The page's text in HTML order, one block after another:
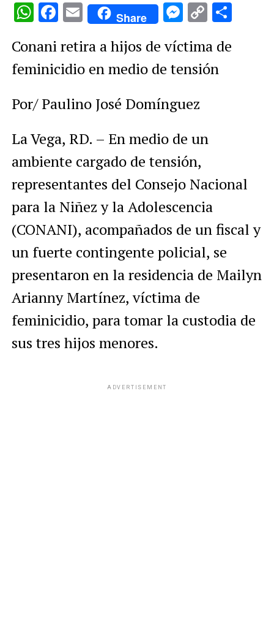
WhatsApp
Facebook
EmailShare
Copy
Conani retira a hijos de víctima de
feminicidio en medio de tensión
Por/ Paulino José Domínguez
La Vega, RD. – En medio de un
ambiente cargado de tensión,
representantes del Consejo Nacional
para la Niñez y la Adolescencia
(CONANI), acompañados de un fiscal y
un fuerte contingente policial, se
presentaron en la residencia de Mailyn
Arianny Martínez, víctima de
feminicidio, para tomar la custodia de
sus tres hijos menores.
ADVERTISEMENT